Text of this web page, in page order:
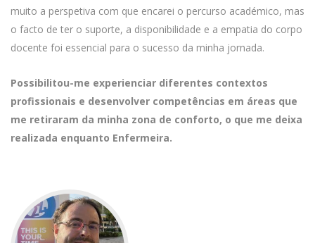
muito a perspetiva com que encarei o percurso académico, mas
o facto de ter o suporte, a disponibilidade e a empatia do corpo
docente foi essencial para o sucesso da minha jornada.
Possibilitou-me experienciar diferentes contextos
profissionais e desenvolver competências em áreas que
me retiraram da minha zona de conforto, o que me deixa
realizada enquanto Enfermeira.